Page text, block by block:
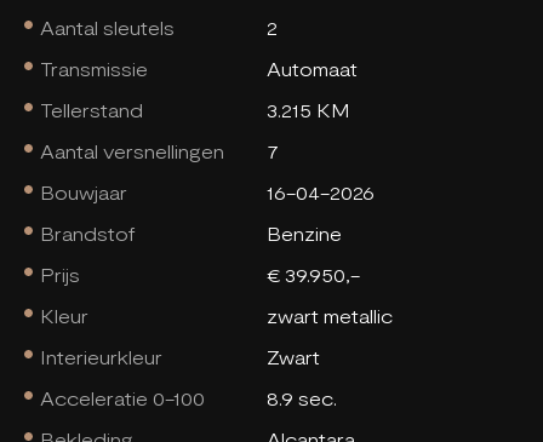
Aantal sleutels
2
Transmissie
Automaat
Tellerstand
3.215 KM
Aantal versnellingen
7
Bouwjaar
16-04-2026
Brandstof
Benzine
Prijs
€ 39.950,-
Kleur
zwart metallic
Interieurkleur
Zwart
Acceleratie 0-100
8.9 sec.